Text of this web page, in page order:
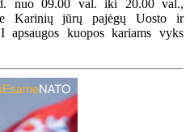
nuo 09.00 val. iki 20.00 val.,
Karinių jūrų pajėgų Uosto ir
apsaugos kuopos kariams vyks